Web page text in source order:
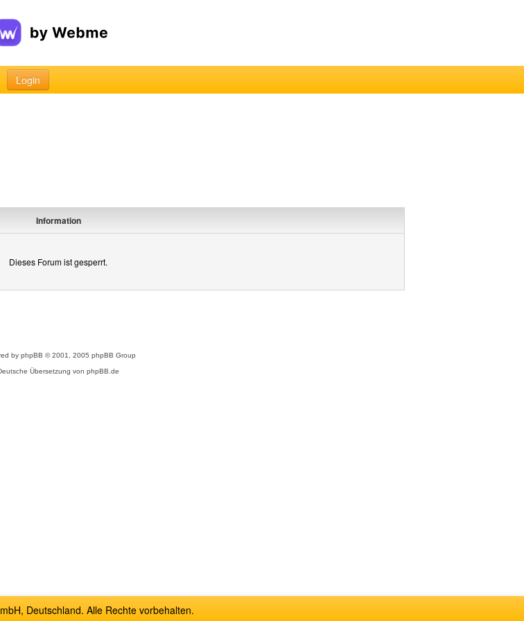
Login
Information
Dieses Forum ist gesperrt.
by phpBB © 2001, 2005 phpBB Group
Übersetzung von phpBB.de
Deutschland. Alle Rechte vorbehalten.